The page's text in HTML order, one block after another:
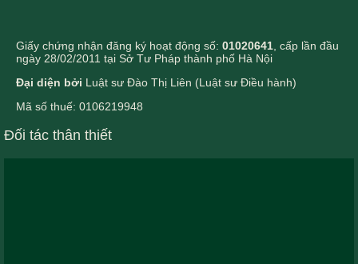
Giấy chứng nhận đăng ký hoạt động số: 01020641 , cấp lần đầu
ngày 28/02/2011 tại Sở Tư Pháp thành phố Hà Nội
Đại diện bởi Luật sư Đào Thị Liên (Luật sư Điều hành)
Mã số thuế: 0106219948
Đối tác thân thiết